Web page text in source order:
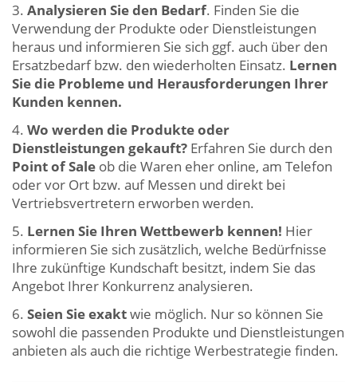
Analysieren Sie den Bedarf. Finden Sie die
Verwendung der Produkte oder Dienstleistungen
heraus und informieren Sie sich ggf. auch über den
Ersatzbedarf bzw. den wiederholten Einsatz. Lernen
Sie die Probleme und Herausforderungen Ihrer
Kunden kennen.
Wo werden die Produkte oder
Dienstleistungen gekauft? Erfahren Sie durch den
Point of Sale ob die Waren eher online, am Telefon
oder vor Ort bzw. auf Messen und direkt bei
Vertriebsvertretern erworben werden.
Lernen Sie Ihren Wettbewerb kennen! Hier
informieren Sie sich zusätzlich, welche Bedürfnisse
Ihre zukünftige Kundschaft besitzt, indem Sie das
Angebot Ihrer Konkurrenz analysieren.
Seien Sie exaktwie möglich. Nur so können Sie
sowohl die passenden Produkte und Dienstleistungen
anbieten als auch die richtige Werbestrategie finden.